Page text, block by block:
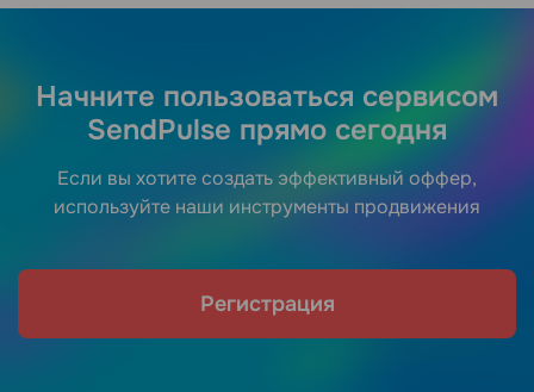
Начните пользоваться сервисом
SendPulse прямо сегодня
Если вы хотите создать эффективный оффер,
используйте наши инструменты продвижения
Регистрация